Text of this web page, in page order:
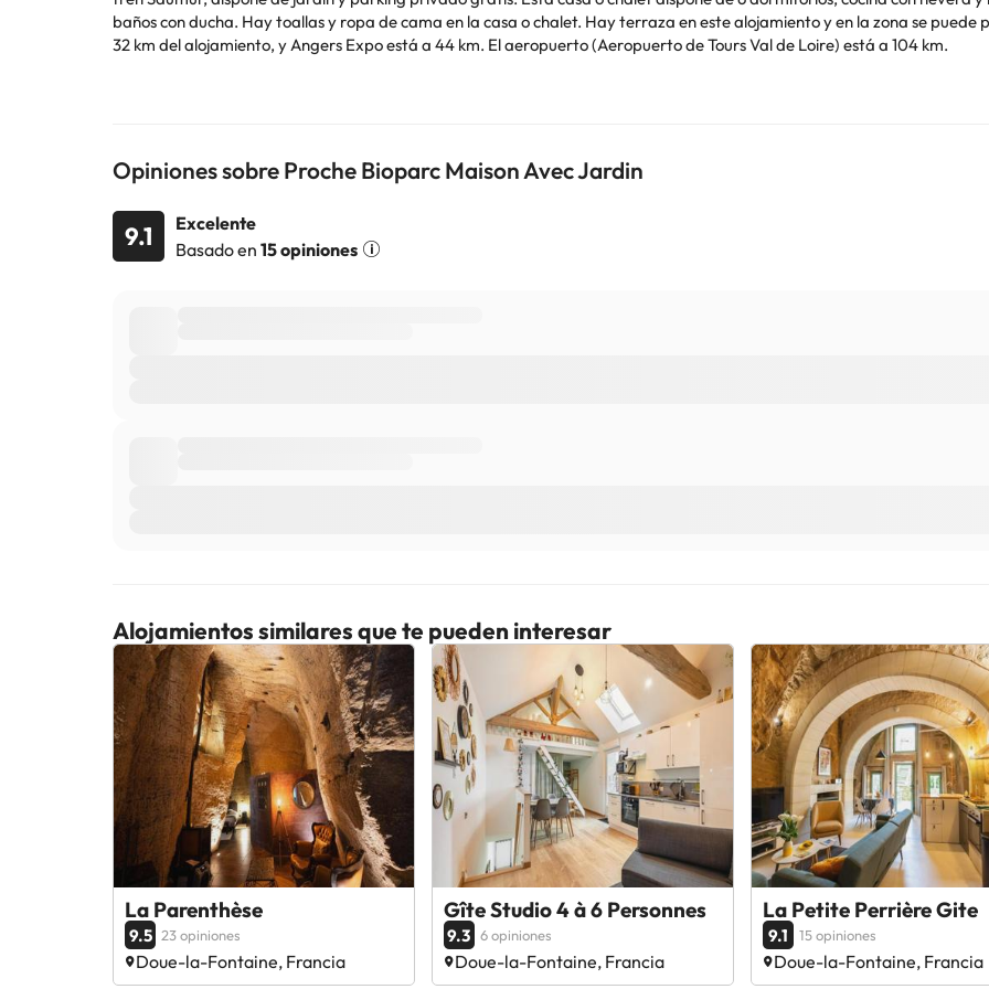
baños con ducha. Hay toallas y ropa de cama en la casa o chalet. Hay terraza en este alojamiento y en la zona se puede practicar senderismo. Castillo de Montsoreau está a
32 km del alojamiento, y Angers Expo está a 44 km. El aeropuerto (Aeropuerto de Tours Val de Loire) está a 104 km.
utilizar el apartado de peticiones especiales al hacer la reserva o ponerte en contacto directamente con el alojamiento.
Algunos de los servicios detallados pueden ser de pago. Puedes consultar sus tarifas directamente en el establecimiento.
Opiniones sobre Proche Bioparc Maison Avec Jardin
9.1
Excelente
Basado en 15 opiniones
Alojamientos similares que te pueden interesar
La Parenthèse
9.5 23 opiniones
Doue-la-Fontaine, Francia
Gîte Studio 4 à 6 Personnes
9.3 6 opiniones
Doue-la-Fontaine, Francia
La Petite Perrière Gite
9.1 15 opiniones
Doue-la-Fontaine, Francia